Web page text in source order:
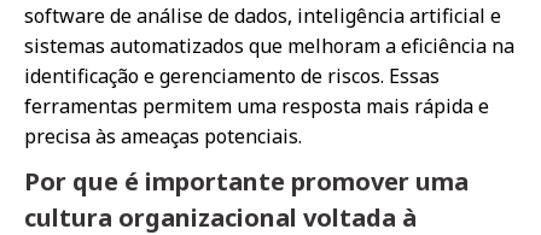
software de análise de dados, inteligência artificial e
sistemas automatizados que melhoram a eficiência na
identificação e gerenciamento de riscos. Essas
ferramentas permitem uma resposta mais rápida e
precisa às ameaças potenciais.
Por que é importante promover uma
cultura organizacional voltada à